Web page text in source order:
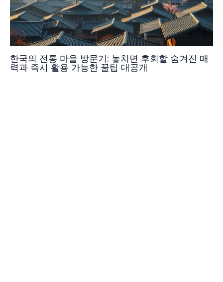
한국의 전통 마을 방문기: 놓치면 후회할 숨겨진 매
력과 즉시 활용 가능한 꿀팁 대공개